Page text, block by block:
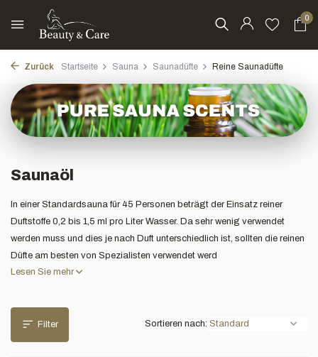
0
Zurück Startseite Sauna Saunadüfte Reine Saunadüfte
Saunaöl
In einer Standardsauna für 45 Personen beträgt der Einsatz reiner
Duftstoffe 0,2 bis 1,5 ml pro Liter Wasser. Da sehr wenig verwendet
werden muss und dies je nach Duft unterschiedlich ist, sollten die reinen
Düfte am besten von Spezialisten verwendet werd
Lesen Sie mehr
Filter Sortieren nach: